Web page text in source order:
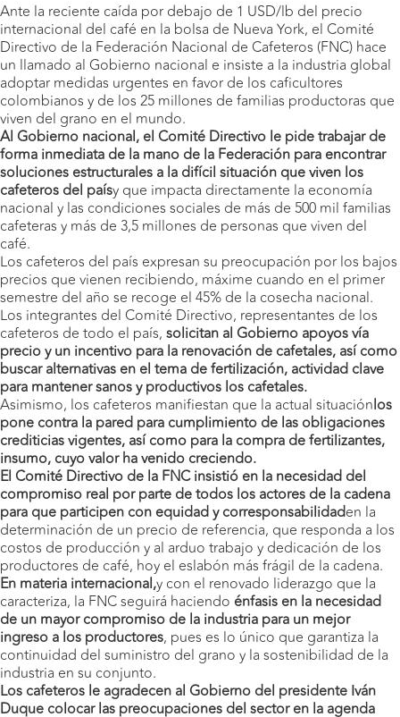
Ante la reciente caída por debajo de 1 USD/lb del precio
internacional del café en la bolsa de Nueva York, el Comité
Directivo de la Federación Nacional de Cafeteros (FNC) hace
un llamado al Gobierno nacional e insiste a la industria global
adoptar medidas urgentes en favor de los caficultores
colombianos y de los 25 millones de familias productoras que
viven del grano en el mundo.
Al Gobierno nacional, el Comité Directivo le pide trabajar de
forma inmediata de la mano de la Federación para encontrar
soluciones estructurales a la difícil situación que viven los
cafeteros del paísy que impacta directamente la economía
nacional y las condiciones sociales de más de 500 mil familias
cafeteras y más de 3,5 millones de personas que viven del
café.
Los cafeteros del país expresan su preocupación por los bajos
precios que vienen recibiendo, máxime cuando en el primer
semestre del año se recoge el 45% de la cosecha nacional.
Los integrantes del Comité Directivo, representantes de los
cafeteros de todo el país, solicitan al Gobierno apoyos vía
precio y un incentivo para la renovación de cafetales, así como
buscar alternativas en el tema de fertilización, actividad clave
para mantener sanos y productivos los cafetales.
Asimismo, los cafeteros manifiestan que la actual situaciónlos
pone contra la pared para cumplimiento de las obligaciones
crediticias vigentes, así como para la compra de fertilizantes,
insumo, cuyo valor ha venido creciendo.
El Comité Directivo de la FNC insistió en la necesidad del
compromiso real por parte de todos los actores de la cadena
para que participen con equidad y corresponsabilidaden la
determinación de un precio de referencia, que responda a los
costos de producción y al arduo trabajo y dedicación de los
productores de café, hoy el eslabón más frágil de la cadena.
En materia internacional,y con el renovado liderazgo que la
caracteriza, la FNC seguirá haciendo énfasis en la necesidad
de un mayor compromiso de la industria para un mejor
ingreso a los productores, pues es lo único que garantiza la
continuidad del suministro del grano y la sostenibilidad de la
industria en su conjunto.
Los cafeteros le agradecen al Gobierno del presidente Iván
Duque colocar las preocupaciones del sector en la agenda